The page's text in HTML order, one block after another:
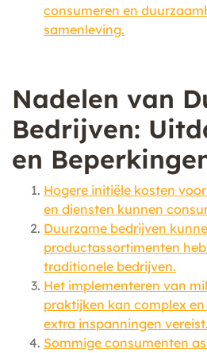
consumeren en
samenleving.
Nadelen van
Bedrijven:
en
Hogere initiële kosten
en diensten kunnen
Duurzame bedrijven
productassortimenten
traditionele bedrijven.
Het implementeren van
praktijken kan complex
extra inspanningen vereist.
Sommige consumenten